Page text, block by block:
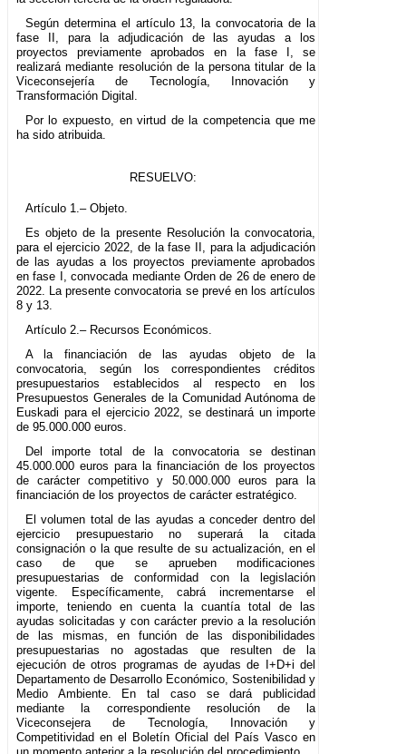
Según determina el artículo 13, la convocatoria de la
fase II, para la adjudicación de las ayudas a los
proyectos previamente aprobados en la fase I, se
realizará mediante resolución de la persona titular de la
Viceconsejería de Tecnología, Innovación y
Transformación Digital.
Por lo expuesto, en virtud de la competencia que me
ha sido atribuida.
RESUELVO:
Artículo 1.– Objeto.
Es objeto de la presente Resolución la convocatoria,
para el ejercicio 2022, de la fase II, para la adjudicación
de las ayudas a los proyectos previamente aprobados
en fase I, convocada mediante Orden de 26 de enero de
2022. La presente convocatoria se prevé en los artículos
8 y 13.
Artículo 2.– Recursos Económicos.
A la financiación de las ayudas objeto de la
convocatoria, según los correspondientes créditos
presupuestarios establecidos al respecto en los
Presupuestos Generales de la Comunidad Autónoma de
Euskadi para el ejercicio 2022, se destinará un importe
de 95.000.000 euros.
Del importe total de la convocatoria se destinan
45.000.000 euros para la financiación de los proyectos
de carácter competitivo y 50.000.000 euros para la
financiación de los proyectos de carácter estratégico.
El volumen total de las ayudas a conceder dentro del
ejercicio presupuestario no superará la citada
consignación o la que resulte de su actualización, en el
caso de que se aprueben modificaciones
presupuestarias de conformidad con la legislación
vigente. Específicamente, cabrá incrementarse el
importe, teniendo en cuenta la cuantía total de las
ayudas solicitadas y con carácter previo a la resolución
de las mismas, en función de las disponibilidades
presupuestarias no agostadas que resulten de la
ejecución de otros programas de ayudas de I+D+i del
Departamento de Desarrollo Económico, Sostenibilidad y
Medio Ambiente. En tal caso se dará publicidad
mediante la correspondiente resolución de la
Viceconsejera de Tecnología, Innovación y
Competitividad en el Boletín Oficial del País Vasco en